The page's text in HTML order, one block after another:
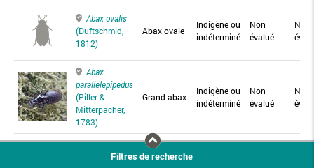
Abax ovalis
(Duftschmid,
1812)
Abax ovale
Indigène ou
indéterminé
Non
évalué
Non
Abax
parallelepipedus
(Piller &
Mitterpacher,
1783)
Grand abax
Indigène ou
indéterminé
Non
évalué
Non
Abax
Abax
Filtres de recherche